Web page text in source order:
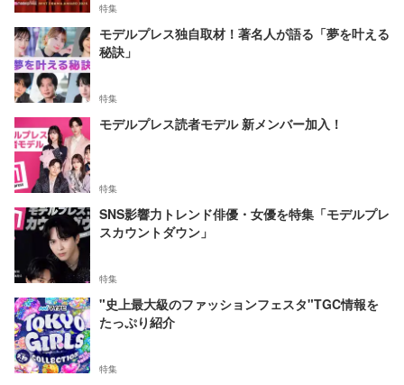
特集
モデルプレス独自取材！著名人が語る「夢を叶える
秘訣」
特集
モデルプレス読者モデル 新メンバー加入！
特集
SNS影響力トレンド俳優・女優を特集「モデルプレ
スカウントダウン」
特集
"史上最大級のファッションフェスタ"TGC情報を
たっぷり紹介
特集